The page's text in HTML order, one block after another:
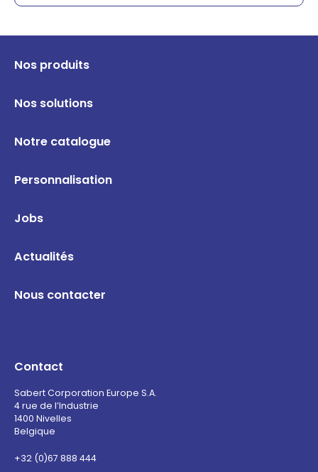
Nos produits
Nos solutions
Notre catalogue
Personnalisation
Jobs
Actualités
Nous contacter
Contact
Sabert Corporation Europe S.A.
4 rue de l’Industrie
1400 Nivelles
Belgique
+32 (0)67 888 444